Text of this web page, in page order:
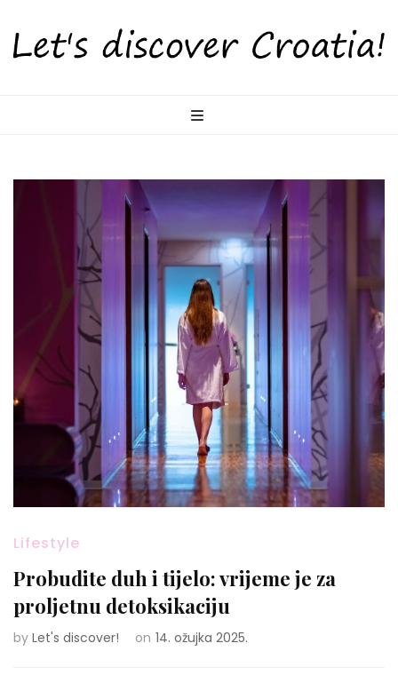
Lifestyle
Probudite duh i tijelo: vrijeme je za
proljetnu detoksikaciju
by Let's discover! on 14. ožujka 2025.